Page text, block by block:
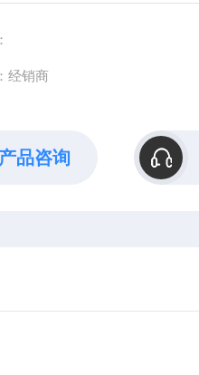
经销商
产品咨询